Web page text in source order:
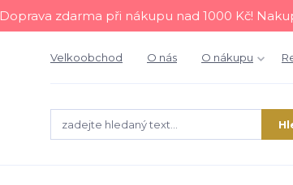
Doprava zdarma při nákupu nad 1000 Kč!
Velkoobchod O nás O nákupu